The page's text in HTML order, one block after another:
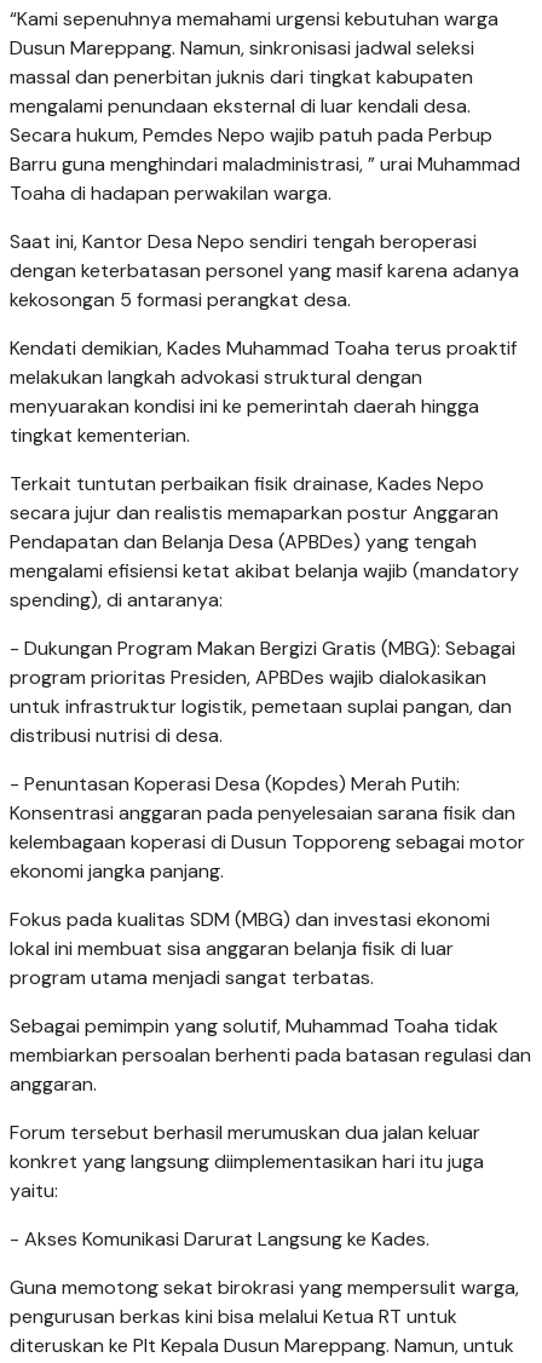
​“Kami sepenuhnya memahami urgensi kebutuhan warga
Dusun Mareppang. Namun, sinkronisasi jadwal seleksi
massal dan penerbitan juknis dari tingkat kabupaten
mengalami penundaan eksternal di luar kendali desa.
Secara hukum, Pemdes Nepo wajib patuh pada Perbup
Barru guna menghindari maladministrasi, ” urai Muhammad
Toaha di hadapan perwakilan warga.
​Saat ini, Kantor Desa Nepo sendiri tengah beroperasi
dengan keterbatasan personel yang masif karena adanya
kekosongan 5 formasi perangkat desa.
Kendati demikian, Kades Muhammad Toaha terus proaktif
melakukan langkah advokasi struktural dengan
menyuarakan kondisi ini ke pemerintah daerah hingga
tingkat kementerian.
​Terkait tuntutan perbaikan fisik drainase, Kades Nepo
secara jujur dan realistis memaparkan postur Anggaran
Pendapatan dan Belanja Desa (APBDes) yang tengah
mengalami efisiensi ketat akibat belanja wajib (mandatory
spending), di antaranya:
- ​Dukungan Program Makan Bergizi Gratis (MBG): Sebagai
program prioritas Presiden, APBDes wajib dialokasikan
untuk infrastruktur logistik, pemetaan suplai pangan, dan
distribusi nutrisi di desa.
- ​Penuntasan Koperasi Desa (Kopdes) Merah Putih:
Konsentrasi anggaran pada penyelesaian sarana fisik dan
kelembagaan koperasi di Dusun Topporeng sebagai motor
ekonomi jangka panjang.
​Fokus pada kualitas SDM (MBG) dan investasi ekonomi
lokal ini membuat sisa anggaran belanja fisik di luar
program utama menjadi sangat terbatas.
​Sebagai pemimpin yang solutif, Muhammad Toaha tidak
membiarkan persoalan berhenti pada batasan regulasi dan
anggaran.
Forum tersebut berhasil merumuskan dua jalan keluar
konkret yang langsung diimplementasikan hari itu juga
yaitu:
- ​Akses Komunikasi Darurat Langsung ke Kades. ​
Guna memotong sekat birokrasi yang mempersulit warga,
pengurusan berkas kini bisa melalui Ketua RT untuk
diteruskan ke Plt Kepala Dusun Mareppang. Namun, untuk